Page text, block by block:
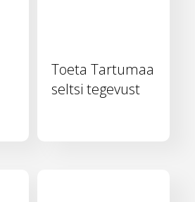
Toeta Tartumaa
seltsi tegevust